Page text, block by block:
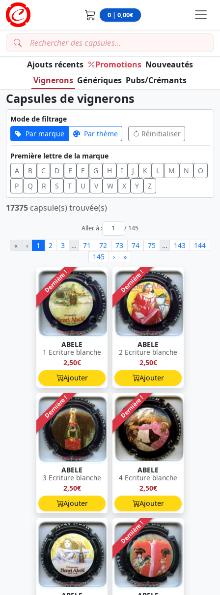
0 | 0,00€
Ajouts récents Promotions Nouveautés
Vignerons Génériques Pubs/Crémants
Capsules de vignerons
Mode de filtrage
Par marque
Par thème Réinitialiser
Première lettre de la marque
A
B C D E F G H I J K L M N
O
P
Q R S T U V W X Y Z
17375 capsule(s) trouvée(s)
Aller à : / 145
« ‹ 1 2 3 … 71 72 73 74 75 … 143
144
145
› »
Dernière !
ABELE
1 Ecriture blanche
2,50€
Ajouter
Dernière !
ABELE
2 Ecriture blanche
2,50€
Ajouter
Dernière !
ABELE
3 Ecriture blanche
2,50€
Ajouter
Dernière !
ABELE
4 Ecriture blanche
2,50€
Ajouter
Dernière !